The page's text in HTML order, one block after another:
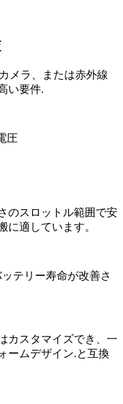
メラ、または赤外線
い要件.
圧
のスロットル範囲で安
に適しています。
テリー寿命が改善さ
カスタマイズでき、一
ームデザイン.と互換